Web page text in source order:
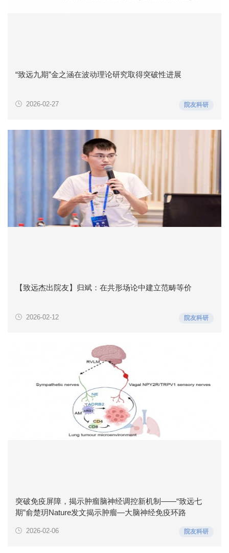
“致远九期”金之涵在波动理论研究取得突破性进展
2026-02-27 院友科研
【致远杰出院友】归斌：在共形场论中建立范畴等价
2026-02-12 院友科研
突破免疫屏障，揭示肿瘤脑神经调控新机制——“致远七
期”俞楚玥Nature发文揭示肿瘤—大脑神经免疫环路
2026-02-06 院友科研